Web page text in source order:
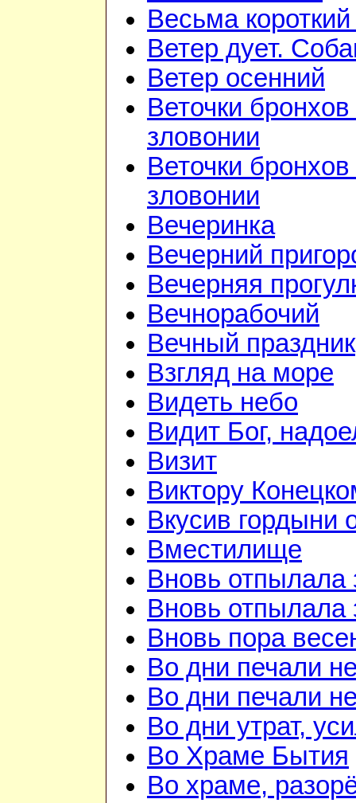
Весьма
Ветер дует.
Ветер осенний
Веточки
зловонии
Веточки
зловонии
Вечеринка
Вечерний
Вечерняя
Вечнорабочий
Вечный праздник
Взгляд на море
Видеть небо
Видит Бог,
Визит
Виктору
Вкусив гордыни
Вместилище
Вновь отпылала
Вновь отпылала
Вновь пора
Во дни печали
Во дни печали
Во дни утрат,
Во Храме Бытия
Во храме,